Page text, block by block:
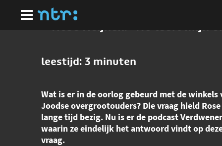
hoofdinhoud
Rose Heijnen: "Nú leeft mijn
leestijd: 3 minuten
Wat is er in de oorlog gebeurd met de winkels
Joodse overgrootouders? Die vraag hield
lange tijd bezig. Nu is er de podcast
waarin ze eindelijk het antwoord vindt op
vraag.